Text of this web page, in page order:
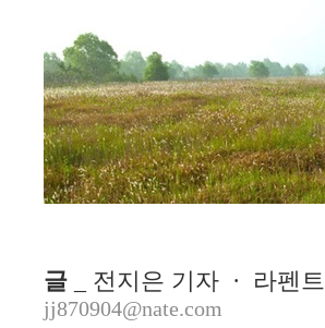
글 _ 전지은 기자 · 라펜트
jj870904@nate.com